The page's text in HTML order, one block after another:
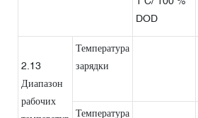
DOD
2.13
Диапазон
рабочих
Температура
зарядки
Температура